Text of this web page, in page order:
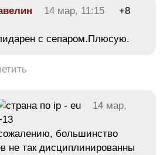
14 мар, 11:15 +8
с сепаром.Плюсую.
14 мар,
большинство
не так дисциплинированны